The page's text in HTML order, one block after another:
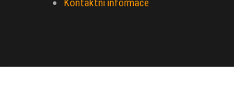
Kontaktní informace